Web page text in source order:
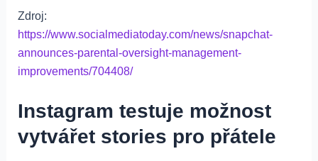
Zdroj:
https://www.socialmediatoday.com/news/snapchat-
announces-parental-oversight-management-
improvements/704408/
Instagram testuje možnost
vytvářet stories pro přátele